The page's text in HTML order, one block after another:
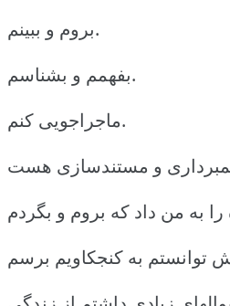
بروم و ببینم.
بفهمم و بشناسم.
ماجراجویی کنم.